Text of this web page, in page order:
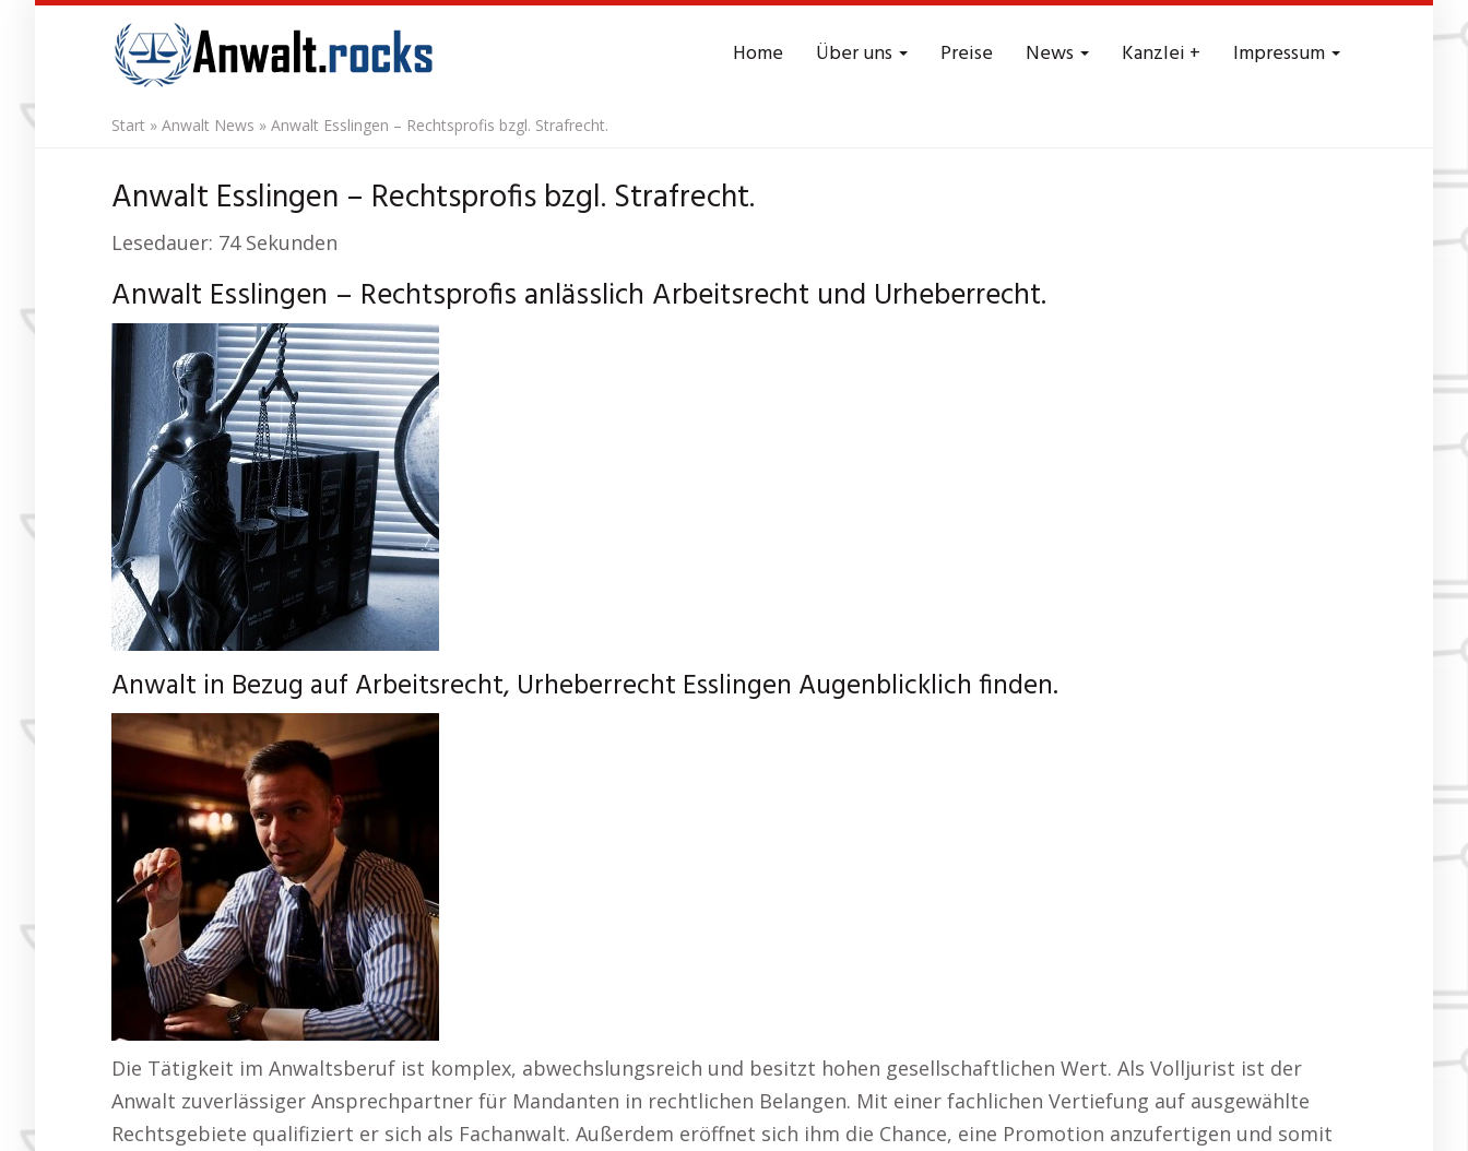
content
Home Über uns Preise News Kanzlei + Impressum
Start » Anwalt News » Anwalt Esslingen – Rechtsprofis bzgl. Strafrecht.
Anwalt Esslingen – Rechtsprofis bzgl. Strafrecht.
Lesedauer: 74 Sekunden
Anwalt Esslingen – Rechtsprofis anlässlich Arbeitsrecht und Urheberrecht.
Anwalt in Bezug auf Arbeitsrecht, Urheberrecht Esslingen Augenblicklich finden.
Die Tätigkeit im Anwaltsberuf ist komplex, abwechslungsreich und besitzt hohen gesellschaftlichen Wert. Als Volljurist ist der
Anwalt zuverlässiger Ansprechpartner für Mandanten in rechtlichen Belangen. Mit einer fachlichen Vertiefung auf ausgewählte
Rechtsgebiete qualifiziert er sich als Fachanwalt. Außerdem eröffnet sich ihm die Chance, eine Promotion anzufertigen und somit